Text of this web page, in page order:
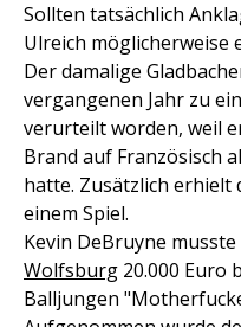
Sollten tatsächlich
Ulreich möglicherweise
Der damalige
vergangenen Jahr zu
verurteilt worden, weil
Brand auf Französisch
hatte. Zusätzlich erhielt
einem Spiel.
Kevin DeBruyne
Wolfsburg 20.000 Euro
Balljungen